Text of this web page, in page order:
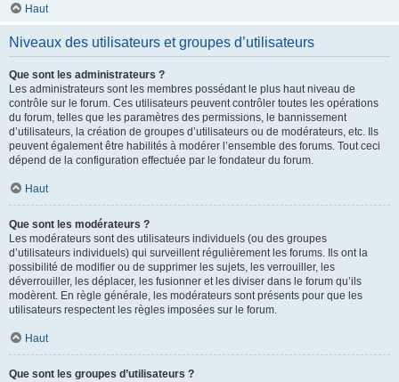
Haut
Niveaux des utilisateurs et groupes d’utilisateurs
Que sont les administrateurs ?
Les administrateurs sont les membres possédant le plus haut niveau de
contrôle sur le forum. Ces utilisateurs peuvent contrôler toutes les opérations
du forum, telles que les paramètres des permissions, le bannissement
d’utilisateurs, la création de groupes d’utilisateurs ou de modérateurs, etc. Ils
peuvent également être habilités à modérer l’ensemble des forums. Tout ceci
dépend de la configuration effectuée par le fondateur du forum.
Haut
Que sont les modérateurs ?
Les modérateurs sont des utilisateurs individuels (ou des groupes
d’utilisateurs individuels) qui surveillent régulièrement les forums. Ils ont la
possibilité de modifier ou de supprimer les sujets, les verrouiller, les
déverrouiller, les déplacer, les fusionner et les diviser dans le forum qu’ils
modèrent. En règle générale, les modérateurs sont présents pour que les
utilisateurs respectent les règles imposées sur le forum.
Haut
Que sont les groupes d’utilisateurs ?